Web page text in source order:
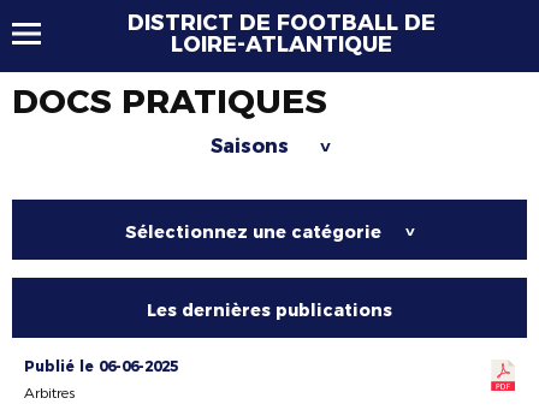
DISTRICT DE FOOTBALL DE
LOIRE-ATLANTIQUE
DOCS PRATIQUES
Saisons >
Sélectionnez une catégorie >
Les dernières publications
Publié le 06-06-2025
Arbitres